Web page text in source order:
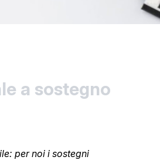
a sostegno
per noi i sostegni